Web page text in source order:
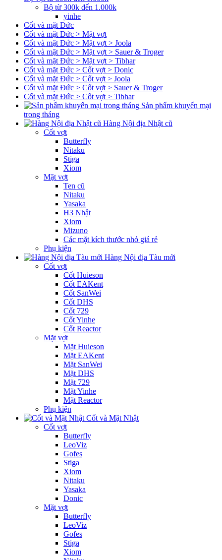
Bộ từ 300k đến 1.000k
yinhe
Cốt và mặt Đức
Cốt và mặt Đức > Mặt vợt
Cốt và mặt Đức > Mặt vợt > Joola
Cốt và mặt Đức > Mặt vợt > Sauer & Troger
Cốt và mặt Đức > Mặt vợt > Tibhar
Cốt và mặt Đức > Cốt vợt > Donic
Cốt và mặt Đức > Cốt vợt > Joola
Cốt và mặt Đức > Cốt vợt > Sauer & Troger
Cốt và mặt Đức > Cốt vợt > Tibhar
Sản phẩm khuyến mại
trong tháng
Hàng Nội địa Nhật cũ
Cốt vợt
Butterfly
Nitaku
Stiga
Xiom
Mặt vợt
Ten cũ
Nitaku
Yasaka
H3 Nhật
Xiom
Mizuno
Các mặt kích thước nhỏ giá rẻ
Phụ kiện
Hàng Nội địa Tàu mới
Cốt vợt
Cốt Huieson
Cốt EAKent
Cốt SanWei
Cốt DHS
Cốt 729
Cốt Yinhe
Cốt Reactor
Mặt vợt
Mặt Huieson
Mặt EAKent
Mặt SanWei
Mặt DHS
Mặt 729
Mặt Yinhe
Mặt Reactor
Phụ kiện
Cốt và Mặt Nhật
Cốt vợt
Butterfly
LeoViz
Gofes
Stiga
Xiom
Nitaku
Yasaka
Donic
Mặt vợt
Butterfly
LeoViz
Gofes
Stiga
Xiom